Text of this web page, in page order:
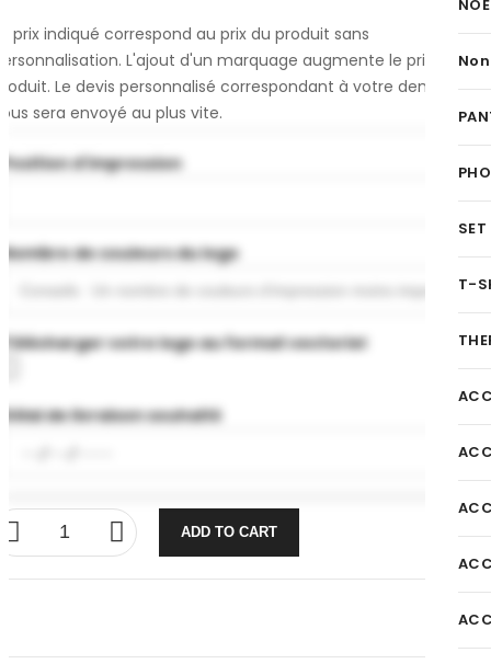
prix indiqué correspond au prix du produit sans
L'ajout d'un marquage augmente le prix du
Le devis personnalisé correspondant à votre demande
sera envoyé au plus vite.
Position d'impression
Nombre de couleurs du logo
Télécharger votre logo au format vectoriel
Délai de livraison souhaité
ADD TO CART
T-